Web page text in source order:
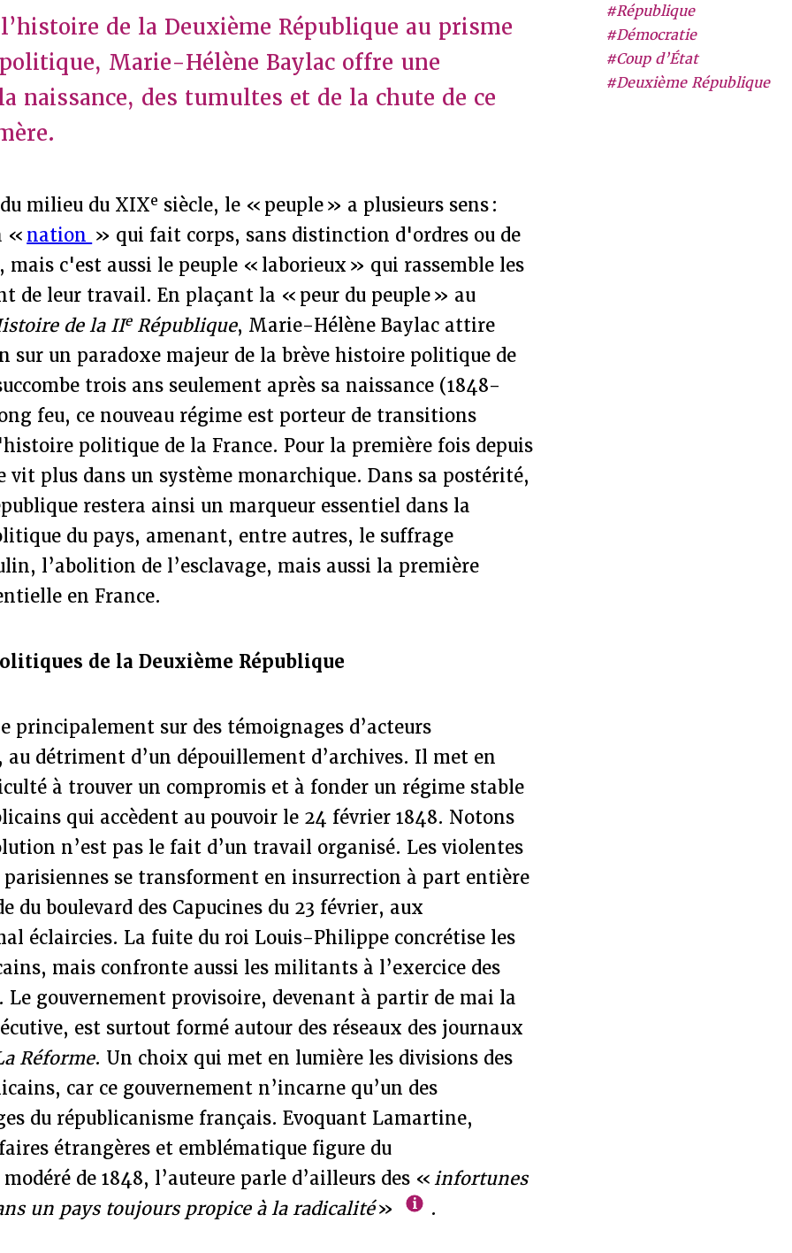
#République
#Démocratie
#Coup d’État
#Deuxième République
de la Deuxième République au prisme
Marie-Hélène Baylac offre une
naissance, des tumultes et de la chute de ce
milieu du XIXe siècle, le « peuple » a plusieurs sens :
« nation » qui fait corps, sans distinction d'ordres ou de
mais c'est aussi le peuple « laborieux » qui rassemble les
de leur travail. En plaçant la « peur du peuple » au
de la IIeRépublique, Marie-Hélène Baylac attire
un paradoxe majeur de la brève histoire politique de
trois ans seulement après sa naissance (1848-
feu, ce nouveau régime est porteur de transitions
politique de la France. Pour la première fois depuis
vit plus dans un système monarchique. Dans sa postérité,
restera ainsi un marqueur essentiel dans la
du pays, amenant, entre autres, le suffrage
l’abolition de l’esclavage, mais aussi la première
en France.
de la Deuxième République
principalement sur des témoignages d’acteurs
détriment d’un dépouillement d’archives. Il met en
à trouver un compromis et à fonder un régime stable
qui accèdent au pouvoir le 24 février 1848. Notons
n’est pas le fait d’un travail organisé. Les violentes
se transforment en insurrection à part entière
du boulevard des Capucines du 23 février, aux
éclaircies. La fuite du roi Louis-Philippe concrétise les
mais confronte aussi les militants à l’exercice des
Le gouvernement provisoire, devenant à partir de mai la
est surtout formé autour des réseaux des journaux
Réforme. Un choix qui met en lumière les divisions des
car ce gouvernement n’incarne qu’un des
du républicanisme français. Evoquant Lamartine,
étrangères et emblématique figure du
de 1848, l’auteure parle d’ailleurs des «infortunes
un pays toujours propice à la radicalité» .